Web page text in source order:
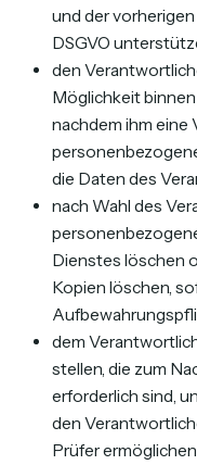
und der
DSGVO
den
Möglichkeit
nachdem ihm eine
die Daten des
nach Wahl des
Dienstes löschen
Kopien löschen,
dem
stellen, die zum
erforderlich sind,
den
Prüfer